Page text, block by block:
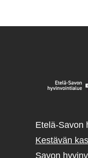
Etelä-Savon
Kestävän
Savon